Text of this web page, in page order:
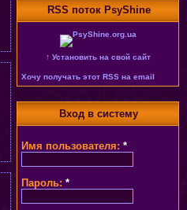
RSS поток PsyShine
↑ Установить на свой сайт
Хочу получать этот RSS на email
Вход в систему
Имя пользователя: *
Пароль: *